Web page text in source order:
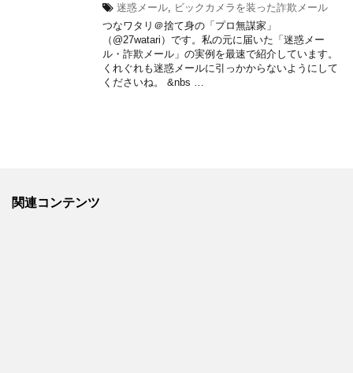
迷惑メール
ビックカメラを装った詐欺メール
つなワタリ＠捨て身の「プロ無謀家」
（@27watari）です。私の元に届いた「迷惑メー
ル・詐欺メール」の実例を最速で紹介しています。
くれぐれも迷惑メールに引っかからないようにして
くださいね。 &nbs …
関連コンテンツ